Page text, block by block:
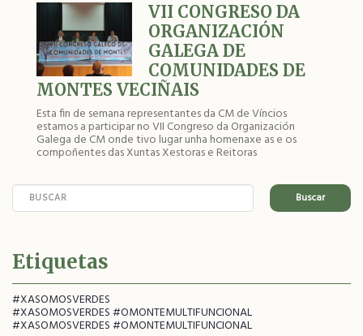
VII CONGRESO DA
ORGANIZACIÓN
GALEGA DE
COMUNIDADES DE
MONTES VECIÑAIS
Esta fin de semana representantes da CM de Víncios
estamos a participar no VII Congreso da Organización
Galega de CM onde tivo lugar unha homenaxe as e os
compoñentes das Xuntas Xestoras e Reitoras
Buscar
Etiquetas
#XASOMOSVERDES
#XASOMOSVERDES #OMONTEMULTIFUNCIONAL
#XASOMOSVERDES #OMONTEMULTIFUNCIONAL